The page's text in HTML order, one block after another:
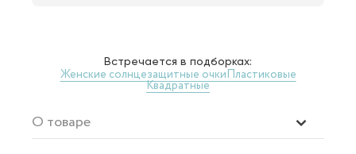
Встречается в подборках:
Женские солнцезащитные очкиПластиковые
Квадратные
О товаре